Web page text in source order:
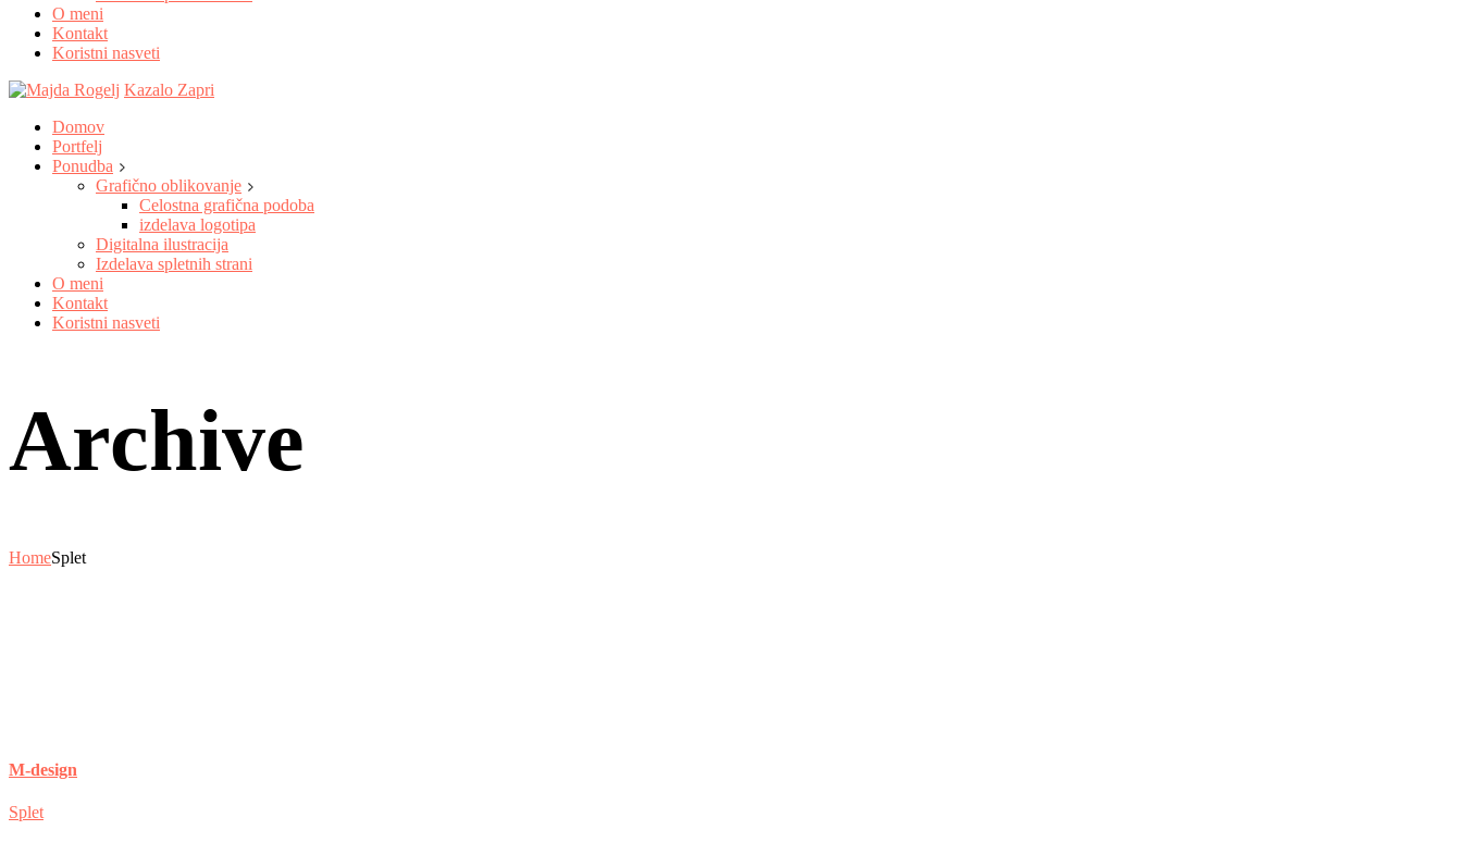
O meni
Kontakt
Koristni nasveti
Kazalo Zapri
Domov
Portfelj
Ponudba
Grafično oblikovanje
Celostna grafična podoba
izdelava logotipa
Digitalna ilustracija
Izdelava spletnih strani
O meni
Kontakt
Koristni nasveti
Archive
HomeSplet
M-design
Splet